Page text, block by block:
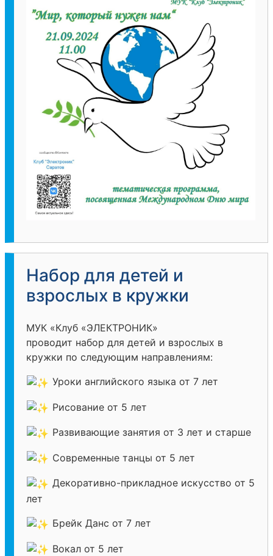
Набор для детей и
взрослых в кружки
МУК «Клуб «ЭЛЕКТРОНИК»
проводит набор для детей и взрослых в
кружки по следующим направлениям:
Уроки английского языка от 7 лет
Рисование от 5 лет
Развивающие занятия от 3 лет и старше
Современные танцы от 5 лет
Декоративно-прикладное искусство от 5
лет
Брейк Данс от 7 лет
Вокал от 5 лет